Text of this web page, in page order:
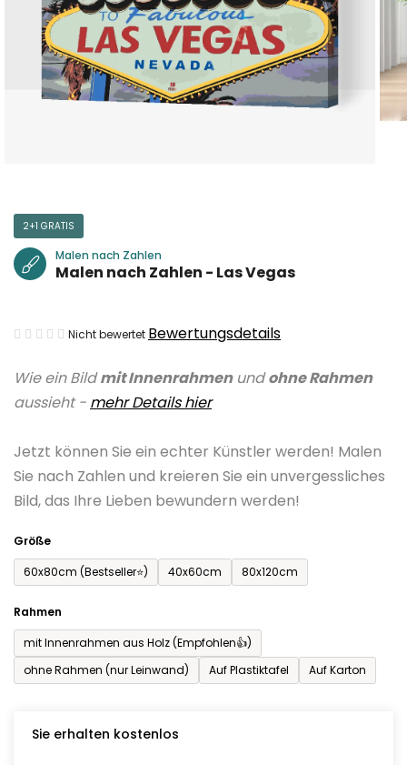
Wie ein Bildmit Innenrahmenundohne Rahmen
aussieht - mehr Details hier
Jetzt können Sie ein echter Künstler werden! Malen
Sie nach Zahlen und kreieren Sie ein unvergessliches
Bild, das Ihre Lieben bewundern werden!
Größe
60x80cm (Bestseller⭐)
40x60cm 80x120cm
Rahmen
mit Innenrahmen aus Holz (Empfohlen👍)
ohne Rahmen (nur Leinwand)
Auf Plastiktafel Auf Karton
Sie erhalten kostenlos
2+1 GRATIS
Malen nach Zahlen
Malen nach Zahlen - Las Vegas
Die
Produktbewertung
ist
von
5
Sternen.
Nicht bewertet Bewertungsdetails